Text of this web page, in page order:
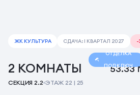
ЖК КУЛЬТУРА СДАЧА: I КВАРТАЛ 2027 -
2 КОМНАТЫ
СЕКЦИЯ 2.2 ЭТАЖ 22 | 25
53.33
ОТДЕЛКА
ПОД КЛЮЧ